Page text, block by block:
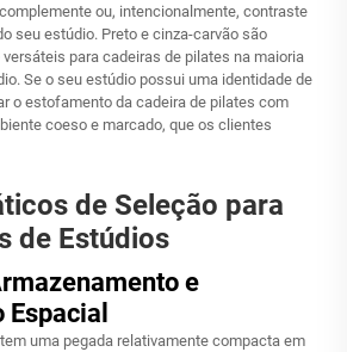
ou, intencionalmente, contraste
seu estúdio. Preto e cinza-carvão são
para cadeiras de pilates na maioria
Se o seu estúdio possui uma identidade de
o estofamento da cadeira de pilates com
coeso e marcado, que os clientes
de Seleção para
de Estúdios
e
uma pegada relativamente compacta em